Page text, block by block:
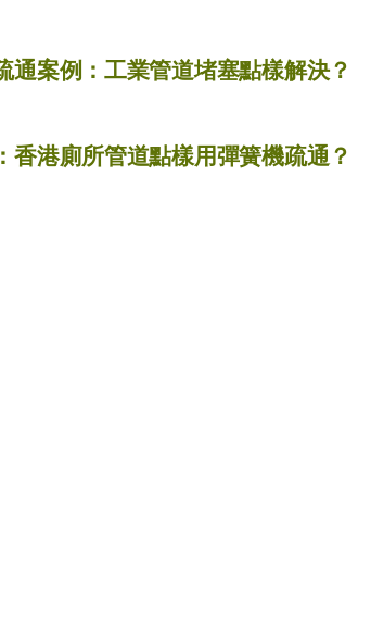
通案例：工業管道堵塞點樣解決？
香港廁所管道點樣用彈簧機疏通？